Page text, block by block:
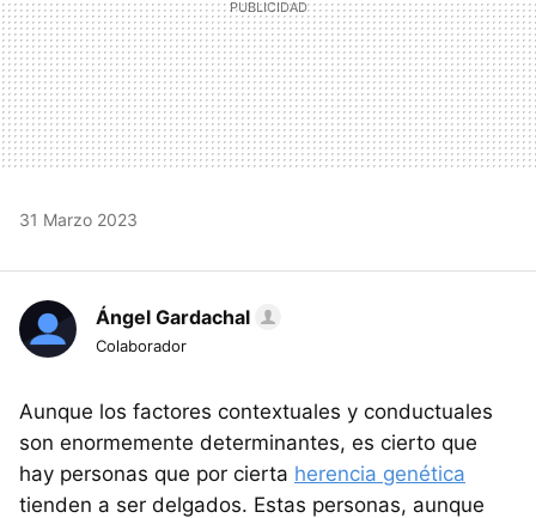
31 Marzo 2023
Ángel Gardachal
Colaborador
Aunque los factores contextuales y conductuales
son enormemente determinantes, es cierto que
hay personas que por cierta herencia genética
tienden a ser delgados. Estas personas, aunque